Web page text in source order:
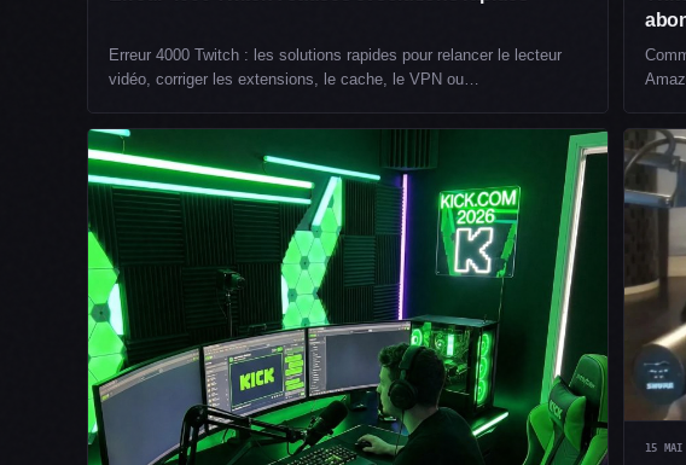
Erreur 4000 Twitch : les solutions rapides pour relancer le lecteur
vidéo, corriger les extensions, le cache, le VPN ou…
15